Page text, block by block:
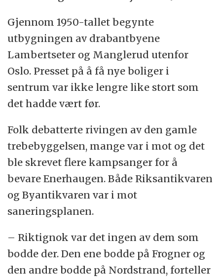
Gjennom 1950-tallet begynte
utbygningen av drabantbyene
Lambertseter og Manglerud utenfor
Oslo. Presset på å få nye boliger i
sentrum var ikke lengre like stort som
det hadde vært før.
Folk debatterte rivingen av den gamle
trebebyggelsen, mange var i mot og det
ble skrevet flere kampsanger for å
bevare Enerhaugen. Både Riksantikvaren
og Byantikvaren var i mot
saneringsplanen.
– Riktignok var det ingen av dem som
bodde der. Den ene bodde på Frogner og
den andre bodde på Nordstrand, forteller